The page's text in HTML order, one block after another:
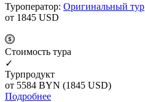
Туроператор: Оригинальный тур
от 1845 USD
Cтоимость тура
✓
Турпродукт
от 5584 BYN (1845 USD)
Подробнее